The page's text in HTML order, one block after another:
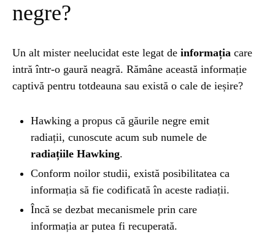
negre?
Un alt mister neelucidat este legat de informația care
intră într-o gaură neagră. Rămâne această informație
captivă pentru totdeauna sau există o cale de ieșire?
Hawking a propus că găurile negre emit
radiații, cunoscute acum sub numele de
radiațiile Hawking.
Conform noilor studii, există posibilitatea ca
informația să fie codificată în aceste radiații.
Încă se dezbat mecanismele prin care
informația ar putea fi recuperată.